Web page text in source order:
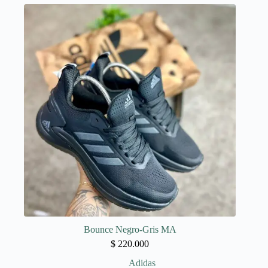
variantes.
Las
opciones
se
pueden
elegir
en
la
página
de
producto
Bounce Negro-Gris MA
$ 220.000
Adidas